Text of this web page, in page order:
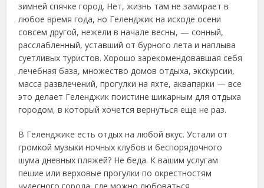
зимней спячке город. Нет, жизнь там не замирает в
любое время года, но Геленджик на исходе осени
совсем другой, нежели в начале весны, — сонный,
расслабленный, уставший от бурного лета и наплыва
суетливых туристов. Хорошо зарекомендовавшая себя
лечебная база, множество домов отдыха, экскурсии,
масса развлечений, прогулки на яхте, аквапарки — все
это делает Геленджик поистине шикарным для отдыха
городом, в который хочется вернуться еще не раз.
В Геленджике есть отдых на любой вкус. Устали от
громкой музыки ночных клубов и беспорядочного
шума дневных пляжей? Не беда. К вашим услугам
пешие или верховые прогулки по окрестностям